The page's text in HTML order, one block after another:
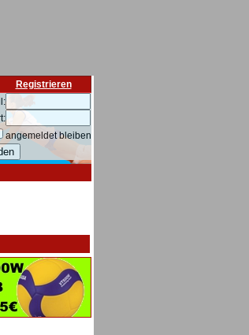
Registrieren
angemeldet bleiben